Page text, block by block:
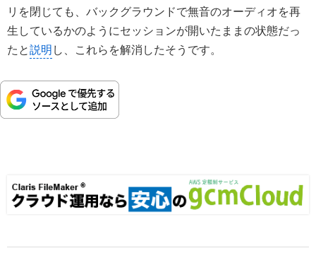
リを閉じても、バックグラウンドで無音のオーディオを再
生しているかのようにセッションが開いたままの状態だっ
たと説明 し、これらを解消したそうです。